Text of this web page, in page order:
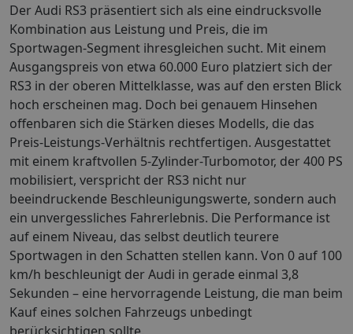
Der Audi RS3 präsentiert sich als eine eindrucksvolle
Kombination aus Leistung und Preis, die im
Sportwagen-Segment ihresgleichen sucht. Mit einem
Ausgangspreis von etwa 60.000 Euro platziert sich der
RS3 in der oberen Mittelklasse, was auf den ersten Blick
hoch erscheinen mag. Doch bei genauem Hinsehen
offenbaren sich die Stärken dieses Modells, die das
Preis-Leistungs-Verhältnis rechtfertigen. Ausgestattet
mit einem kraftvollen 5-Zylinder-Turbomotor, der 400 PS
mobilisiert, verspricht der RS3 nicht nur
beeindruckende Beschleunigungswerte, sondern auch
ein unvergessliches Fahrerlebnis. Die Performance ist
auf einem Niveau, das selbst deutlich teurere
Sportwagen in den Schatten stellen kann. Von 0 auf 100
km/h beschleunigt der Audi in gerade einmal 3,8
Sekunden – eine hervorragende Leistung, die man beim
Kauf eines solchen Fahrzeugs unbedingt